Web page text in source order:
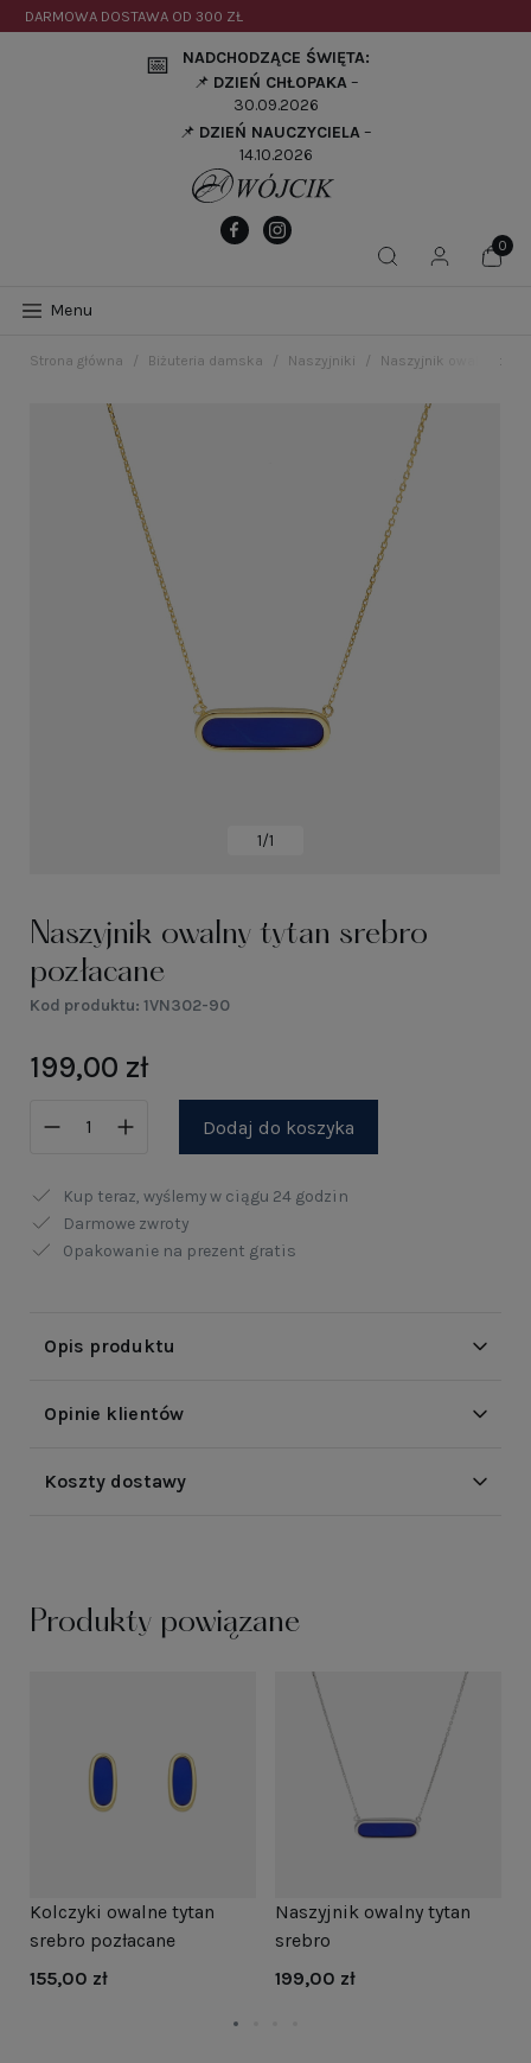
DARMOWA DOSTAWA OD 300 ZŁ
📅
NADCHODZĄCE ŚWIĘTA:
📌 DZIEŃ CHŁOPAKA–
30.09.2026
📌 DZIEŃ NAUCZYCIELA–
14.10.2026
Menu
Strona główna Biżuteria damska Naszyjniki Naszyjnik owalny
1/1
Naszyjnik owalny tytan srebro
pozłacane
Kod produktu: 1VN302-90
199,00 zł
Dodaj do koszyka
Kup teraz, wyślemy w ciągu 24 godzin
Darmowe zwroty
Opakowanie na prezent gratis
Opis produktu
Opinie klientów
Koszty dostawy
Produkty powiązane
Kolczyki owalne tytan
srebro pozłacane
155,00 zł
Naszyjnik owalny tytan
srebro
199,00 zł